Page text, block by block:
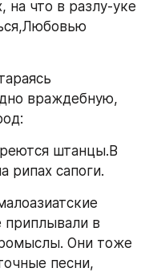
на что в разлу-уке
враждебную,
штанцы.В
рипах сапоги.
приплывали в
Они тоже
песни,